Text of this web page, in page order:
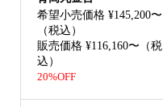
希望小売価格 ¥145,200〜
（税込）
販売価格 ¥116,160〜（税
込）
20%OFF